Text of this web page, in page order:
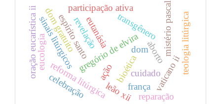
gregório de elvira
espírito santo dom
ação bioética
eutanásia transgênero
aborto
cuidado
reforma litúrgica vaticano ii
participação ativa
sinais litúrgicos mistério pascal
oração eucarística iieucologia teologia litúrgica
leão xii
dom gratuitorevelação
celebração
frança
reparação